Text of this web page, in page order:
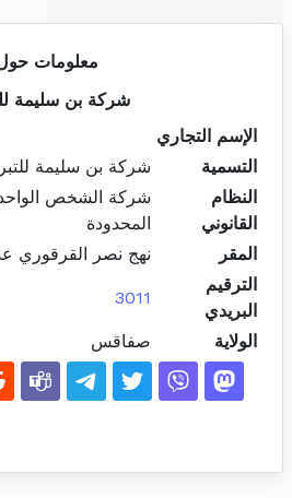
معلومات
شركة بن سليمة
الإسم التجاري
التسمية
شركة بن سليمة
النظام
القانوني
شركة الشخص
المحدودة
المقر
نهج نصر القرقوري عدد 17 ساقية
الترقيم
البريدي
3011
الولاية صفاقس